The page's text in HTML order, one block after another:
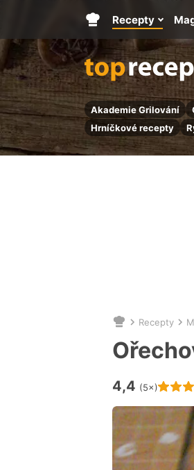
Akademie Grilování
Hrníčkové recepty
Hlavní
stránka
Recepty
Nacházíte
se
zde:
Recepty
Hodnocení
4,4 (5×)